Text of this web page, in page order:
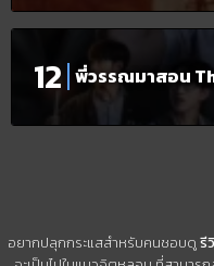
พี่วรรณมาสอน
อยากปลุกกระแสสำหรับคนชอบดูรี